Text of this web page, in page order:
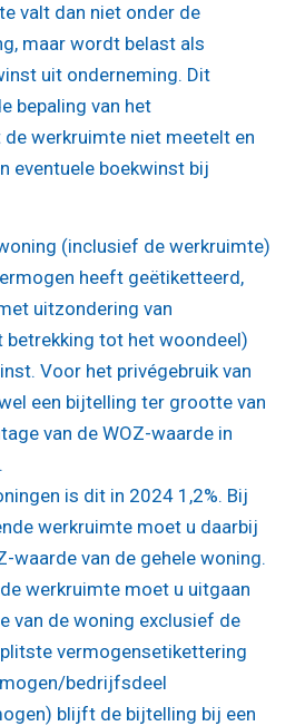
valt dan niet onder de
maar wordt belast als
uit onderneming. Dit
bepaling van het
werkruimte niet meetelt en
eventuele boekwinst bij
(inclusief de werkruimte)
heeft geëtiketteerd,
uitzondering van
betrekking tot het woondeel)
Voor het privégebruik van
een bijtelling ter grootte van
van de WOZ-waarde in
is dit in 2024 1,2%. Bij
werkruimte moet u daarbij
waarde van de gehele woning.
werkruimte moet u uitgaan
van de woning exclusief de
vermogensetikettering
bedrijfsdeel
blijft de bijtelling bij een